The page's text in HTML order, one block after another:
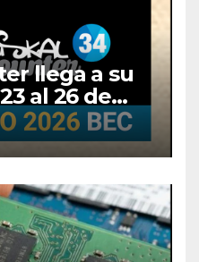
llega a su
al 26 de